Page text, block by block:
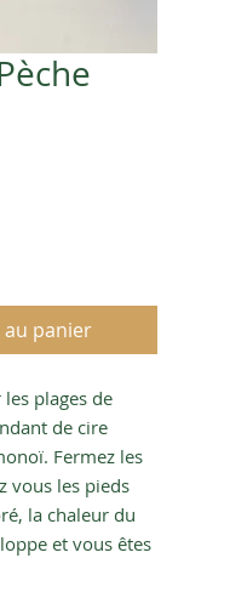
panier
les plages de
de cire
Fermez les
vous les pieds
la chaleur du
et vous êtes